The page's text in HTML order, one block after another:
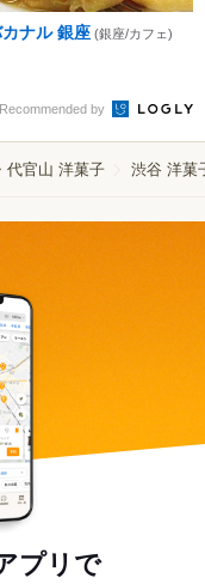
ナル 銀座 (銀座/カフェ)
Recommended by
代官山 洋菓子 渋谷 洋菓
プリで